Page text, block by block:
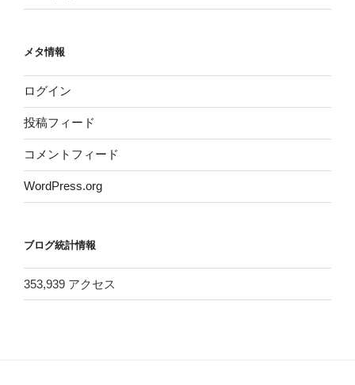
メタ情報
ログイン
投稿フィード
コメントフィード
WordPress.org
ブログ統計情報
353,939 アクセス